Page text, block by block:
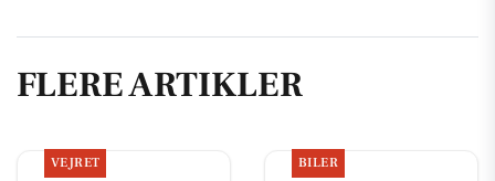
FLERE ARTIKLER
VEJRET BILER